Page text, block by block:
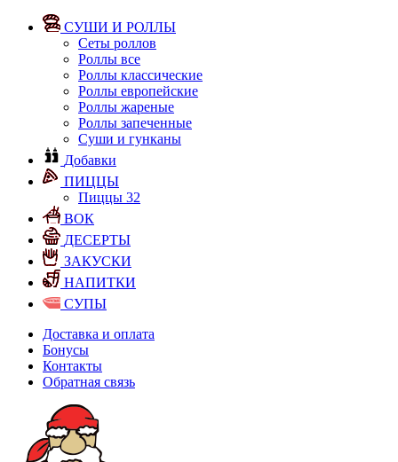
СУШИ И РОЛЛЫ
Сеты роллов
Роллы все
Роллы классические
Роллы европейские
Роллы жареные
Роллы запеченные
Суши и гунканы
Добавки
ПИЦЦЫ
Пиццы 32
ВОК
ДЕСЕРТЫ
ЗАКУСКИ
НАПИТКИ
СУПЫ
Доставка и оплата
Бонусы
Контакты
Обратная связь